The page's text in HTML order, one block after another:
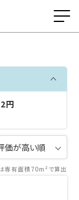
円
専有面積70m²で算出